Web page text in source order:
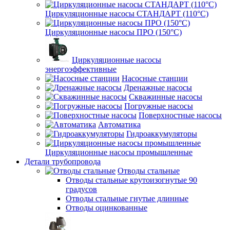
Циркуляционные насосы СТАНДАРТ (110°C)
Циркуляционные насосы ПРО (150°C)
Циркуляционные насосы
энергоэффективные
Насосные станции
Дренажные насосы
Скважинные насосы
Погружные насосы
Поверхностные насосы
Автоматика
Гидроаккумуляторы
Циркуляционные насосы промышленные
Детали трубопровода
Отводы стальные
Отводы стальные крутоизогнутые 90
градусов
Отводы стальные гнутые длинные
Отводы оцинкованные